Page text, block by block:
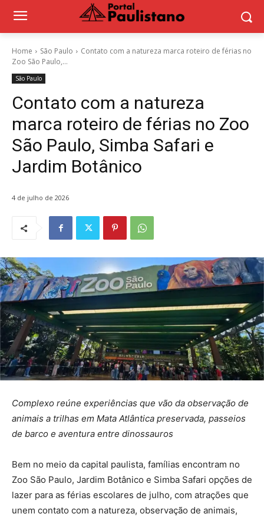
Home São Paulo
Contato com a natureza marca roteiro de férias no
Zoo São Paulo,...
São Paulo
Contato com a natureza
marca roteiro de férias no Zoo
São Paulo, Simba Safari e
Jardim Botânico
4 de julho de 2026
Complexo reúne experiências que vão da observação de
animais a trilhas em Mata Atlântica preservada, passeios
de barco e aventura entre dinossauros
Bem no meio da capital paulista, famílias encontram no
Zoo São Paulo, Jardim Botânico e Simba Safari opções de
lazer para as férias escolares de julho, com atrações que
unem contato com a natureza, observação de animais,